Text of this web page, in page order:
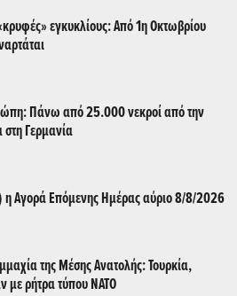
εγκυκλίους: Από 1η Οκτωβρίου
Πάνω από 25.000 νεκροί από την
Γερμανία
Αγορά Επόμενης Ημέρας αύριο 8/8/2026
της Μέσης Ανατολής: Τουρκία,
με ρήτρα τύπου ΝΑΤΟ